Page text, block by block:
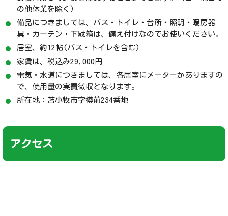
の他休業を除く）
備品につきましては、バス・トイレ・台所・照明・暖房器
具・カーテン・下駄箱は、備え付けなのでお使いください。
居室、約12帖(バス・トイレを含む)
家賃は、税込み29,000円
電気・水道につきましては、各居室にメーターがありますの
で、使用量の実費徴収となります。
所在地：苫小牧市字樽前234番地
アクセス